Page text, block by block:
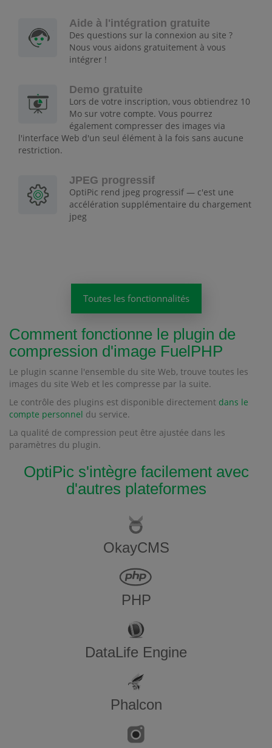
Aide à l'intégration gratuite
Des questions sur la connexion au site ?
Nous vous aidons gratuitement à vous
intégrer !
Demo gratuite
Lors de votre inscription, vous obtiendrez 10
Mo sur votre compte. Vous pourrez
également compresser des images via
l'interface Web d'un seul élément à la fois sans aucune
restriction.
JPEG progressif
OptiPic rend jpeg progressif — c'est une
accélération supplémentaire du chargement
jpeg
Toutes les fonctionnalités
Comment fonctionne le plugin de
compression d'image FuelPHP
Le plugin scanne l'ensemble du site Web, trouve toutes les
images du site Web et les compresse par la suite.
Le contrôle des plugins est disponible directement dans le
compte personnel du service.
La qualité de compression peut être ajustée dans les
paramètres du plugin.
OptiPic s'intègre facilement avec
d'autres plateformes
OkayCMS
PHP
DataLife Engine
Phalcon